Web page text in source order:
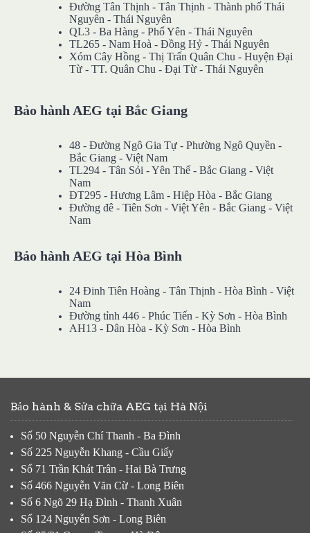
Đường Tân Thịnh - Tân Thịnh - Thành phố Thái
Nguyên - Thái Nguyên
QL3 - Ba Hàng - Phổ Yên - Thái Nguyên
TL265 - Nam Hoà - Đồng Hỷ - Thái Nguyên
Xóm Cây Hồng - Thị Trấn Quân Chu - Huyện Đại
Từ - TT. Quân Chu - Đại Từ - Thái Nguyên
Bảo hành AEG tại Bắc Giang
48 - Đường Ngô Gia Tự - Phường Ngô Quyền -
Bắc Giang - Việt Nam
TL294 - Tân Sỏi - Yên Thế - Bắc Giang - Việt
Nam
ĐT295 - Hương Lâm - Hiệp Hòa - Bắc Giang
Đường đê - Tiên Sơn - Việt Yên - Bắc Giang - Việt
Nam
Bảo hành AEG tại Hòa Bình
24 Đinh Tiên Hoàng - Tân Thịnh - Hòa Bình - Việt
Nam
Đường tỉnh 446 - Phúc Tiến - Kỳ Sơn - Hòa Bình
AH13 - Dân Hòa - Kỳ Sơn - Hòa Bình
Bảo hành & Sửa chữa AEG tại Hà Nội
Số 50 Nguyễn Chí Thanh - Ba Đình
Số 225 Nguyễn Khang - Cầu Giấy
Số 71 Trần Khát Trân - Hai Bà Trưng
Số 466 Nguyễn Văn Cừ - Long Biên
Số 6 Ngõ 29 Hạ Đình - Thanh Xuân
Số 124 Nguyễn Sơn - Long Biên